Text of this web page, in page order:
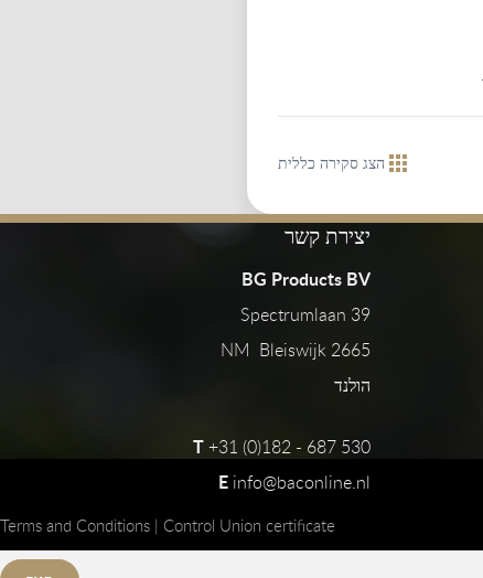
הצג סקירה כללית
יצירת קשר
BG Products BV
Spectrumlaan 39
2665 NM Bleiswijk
הולנד
T +31 (0)182 - 687 530
E info@baconline.nl
Terms and Conditions | Control Union certificate